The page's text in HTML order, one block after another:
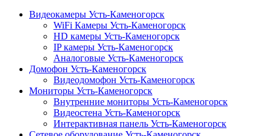
Видеокамеры Усть-Каменогорск
WiFi Камеры Усть-Каменогорск
HD камеры Усть-Каменогорск
IP камеры Усть-Каменогорск
Аналоговые Усть-Каменогорск
Домофон Усть-Каменогорск
Видеодомофон Усть-Каменогорск
Мониторы Усть-Каменогорск
Внутренние мониторы Усть-Каменогорск
Видеостена Усть-Каменогорск
Интерактивная панель Усть-Каменогорск